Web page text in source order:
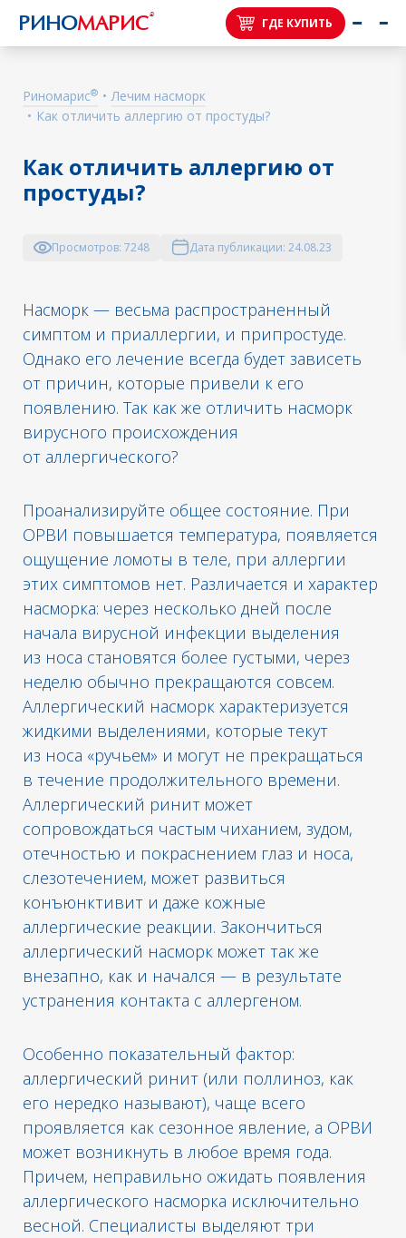
РИНОМАРИС®
ГДЕ КУПИТЬ
Риномарис® • Лечим насморк
• Как отличить аллергию от простуды?
Как отличить аллергию от
простуды?
Просмотров: 7248 Дата публикации: 24.08.23
Насморк — весьма распространенный
симптом и приаллергии, и припростуде.
Однако его лечение всегда будет зависеть
от причин, которые привели к его
появлению. Так как же отличить насморк
вирусного происхождения
от аллергического?
Проанализируйте общее состояние. При
ОРВИ повышается температура, появляется
ощущение ломоты в теле, при аллергии
этих симптомов нет. Различается и характер
насморка: через несколько дней после
начала вирусной инфекции выделения
из носа становятся более густыми, через
неделю обычно прекращаются совсем.
Аллергический насморк характеризуется
жидкими выделениями, которые текут
из носа «ручьем» и могут не прекращаться
в течение продолжительного времени.
Аллергический ринит может
сопровождаться частым чиханием, зудом,
отечностью и покраснением глаз и носа,
слезотечением, может развиться
конъюнктивит и даже кожные
аллергические реакции. Закончиться
аллергический насморк может так же
внезапно, как и начался — в результате
устранения контакта с аллергеном.
Особенно показательный фактор:
аллергический ринит (или поллиноз, как
его нередко называют), чаще всего
проявляется как сезонное явление, а ОРВИ
может возникнуть в любое время года.
Причем, неправильно ожидать появления
аллергического насморка исключительно
весной. Специалисты выделяют три